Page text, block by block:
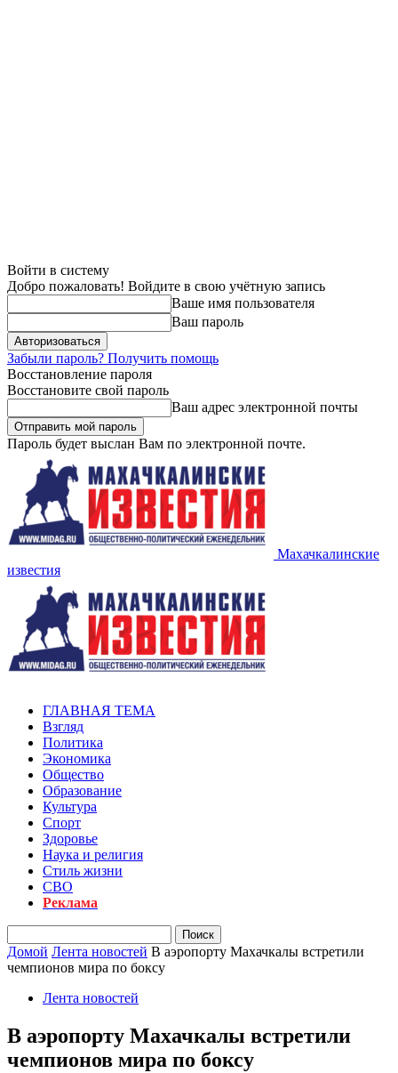
Войти в систему
Добро пожаловать! Войдите в свою учётную запись
Ваше имя пользователя
Ваш пароль
Забыли пароль? Получить помощь
Восстановление пароля
Восстановите свой пароль
Ваш адрес электронной почты
Пароль будет выслан Вам по электронной почте.
Махачкалинские
известия
ГЛАВНАЯ ТЕМА
Взгляд
Политика
Экономика
Общество
Образование
Культура
Спорт
Здоровье
Наука и религия
Стиль жизни
СВО
Реклама
Домой Лента новостей В аэропорту Махачкалы встретили
чемпионов мира по боксу
Лента новостей
В аэропорту Махачкалы встретили
чемпионов мира по боксу